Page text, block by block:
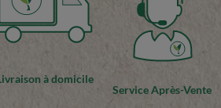
à domicile
Service Après-Vente